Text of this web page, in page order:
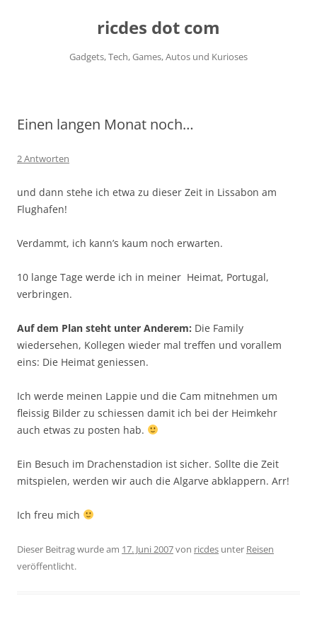
ricdes dot com
Gadgets, Tech, Games, Autos und Kurioses
Einen langen Monat noch…
2 Antworten
und dann stehe ich etwa zu dieser Zeit in Lissabon am
Flughafen!
Verdammt, ich kann’s kaum noch erwarten.
10 lange Tage werde ich in meiner Heimat, Portugal,
verbringen.
Auf dem Plan steht unter Anderem: Die Family
wiedersehen, Kollegen wieder mal treffen und vorallem
eins: Die Heimat geniessen.
Ich werde meinen Lappie und die Cam mitnehmen um
fleissig Bilder zu schiessen damit ich bei der Heimkehr
auch etwas zu posten hab.
Ein Besuch im Drachenstadion ist sicher. Sollte die Zeit
mitspielen, werden wir auch die Algarve abklappern. Arr!
Ich freu mich
Dieser Beitrag wurde am 17. Juni 2007von ricdes unter Reisen
veröffentlicht.